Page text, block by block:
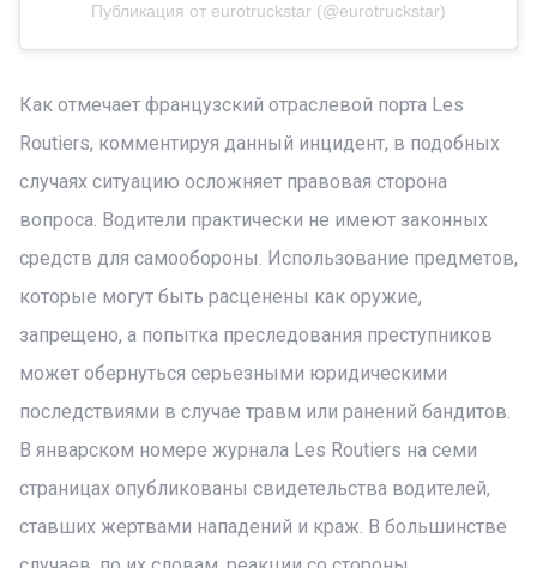
Публикация от eurotruckstar (@eurotruckstar)
Как отмечает французский отраслевой порта Les
Routiers, комментируя данный инцидент, в подобных
случаях ситуацию осложняет правовая сторона
вопроса. Водители практически не имеют законных
средств для самообороны. Использование предметов,
которые могут быть расценены как оружие,
запрещено, а попытка преследования преступников
может обернуться серьезными юридическими
последствиями в случае травм или ранений бандитов.
В январском номере журнала Les Routiers на семи
страницах опубликованы свидетельства водителей,
ставших жертвами нападений и краж. В большинстве